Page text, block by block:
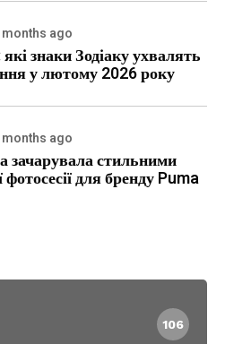
months ago
знаки Зодіаку ухвалять
у лютому 2026 року
months ago
зачарувала стильними
для бренду Puma
106